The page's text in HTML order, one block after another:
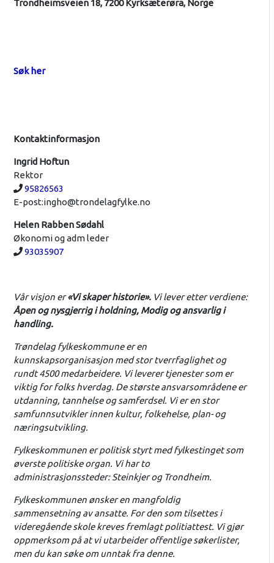
Trondheimsveien 18, 7200 Kyrksæterøra, Norge
Søk her
Kontaktinformasjon
Ingrid Hoftun
Rektor
Telefon:
95826563
E-post:ingho@trondelagfylke.no
Helen Rabben Sødahl
Økonomi og adm leder
Telefon:
93035907
Vår visjon er«Vi skaper historie».Vi lever etter verdiene:
Åpen og nysgjerrig i holdning, Modig og ansvarlig i
handling.
Trøndelag fylkeskommune er en
kunnskapsorganisasjon med stor tverrfaglighet og
rundt 4500 medarbeidere. Vi leverer tjenester som er
viktig for folks hverdag. De største ansvarsområdene er
utdanning, tannhelse og samferdsel. Vi er en stor
samfunnsutvikler innen kultur, folkehelse, plan- og
næringsutvikling.
Fylkeskommunen er politisk styrt med fylkestinget som
øverste politiske organ. Vi har to
administrasjonssteder: Steinkjer og Trondheim.
Fylkeskommunen ønsker en mangfoldig
sammensetning av ansatte. For den som tilsettes i
videregående skole kreves fremlagt politiattest. Vi gjør
oppmerksom på at vi utarbeider offentlige søkerlister,
men du kan søke om unntak fra denne.